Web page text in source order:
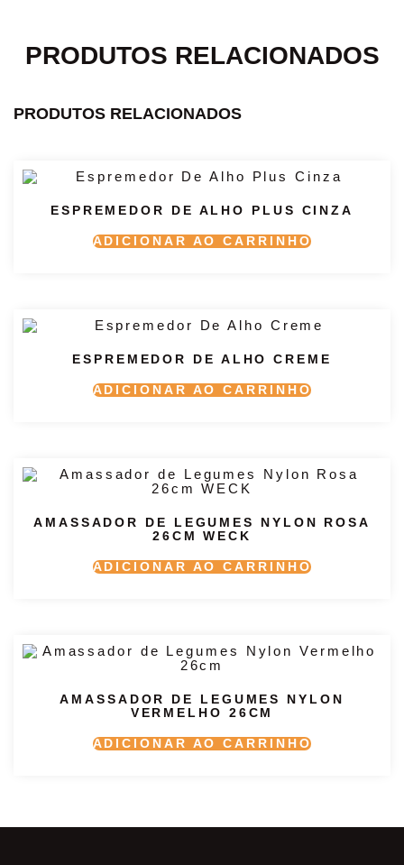
PRODUTOS RELACIONADOS
PRODUTOS RELACIONADOS
ESPREMEDOR DE ALHO PLUS CINZA
ADICIONAR AO CARRINHO
ESPREMEDOR DE ALHO CREME
ADICIONAR AO CARRINHO
AMASSADOR DE LEGUMES NYLON ROSA
26CM WECK
ADICIONAR AO CARRINHO
AMASSADOR DE LEGUMES NYLON
VERMELHO 26CM
ADICIONAR AO CARRINHO